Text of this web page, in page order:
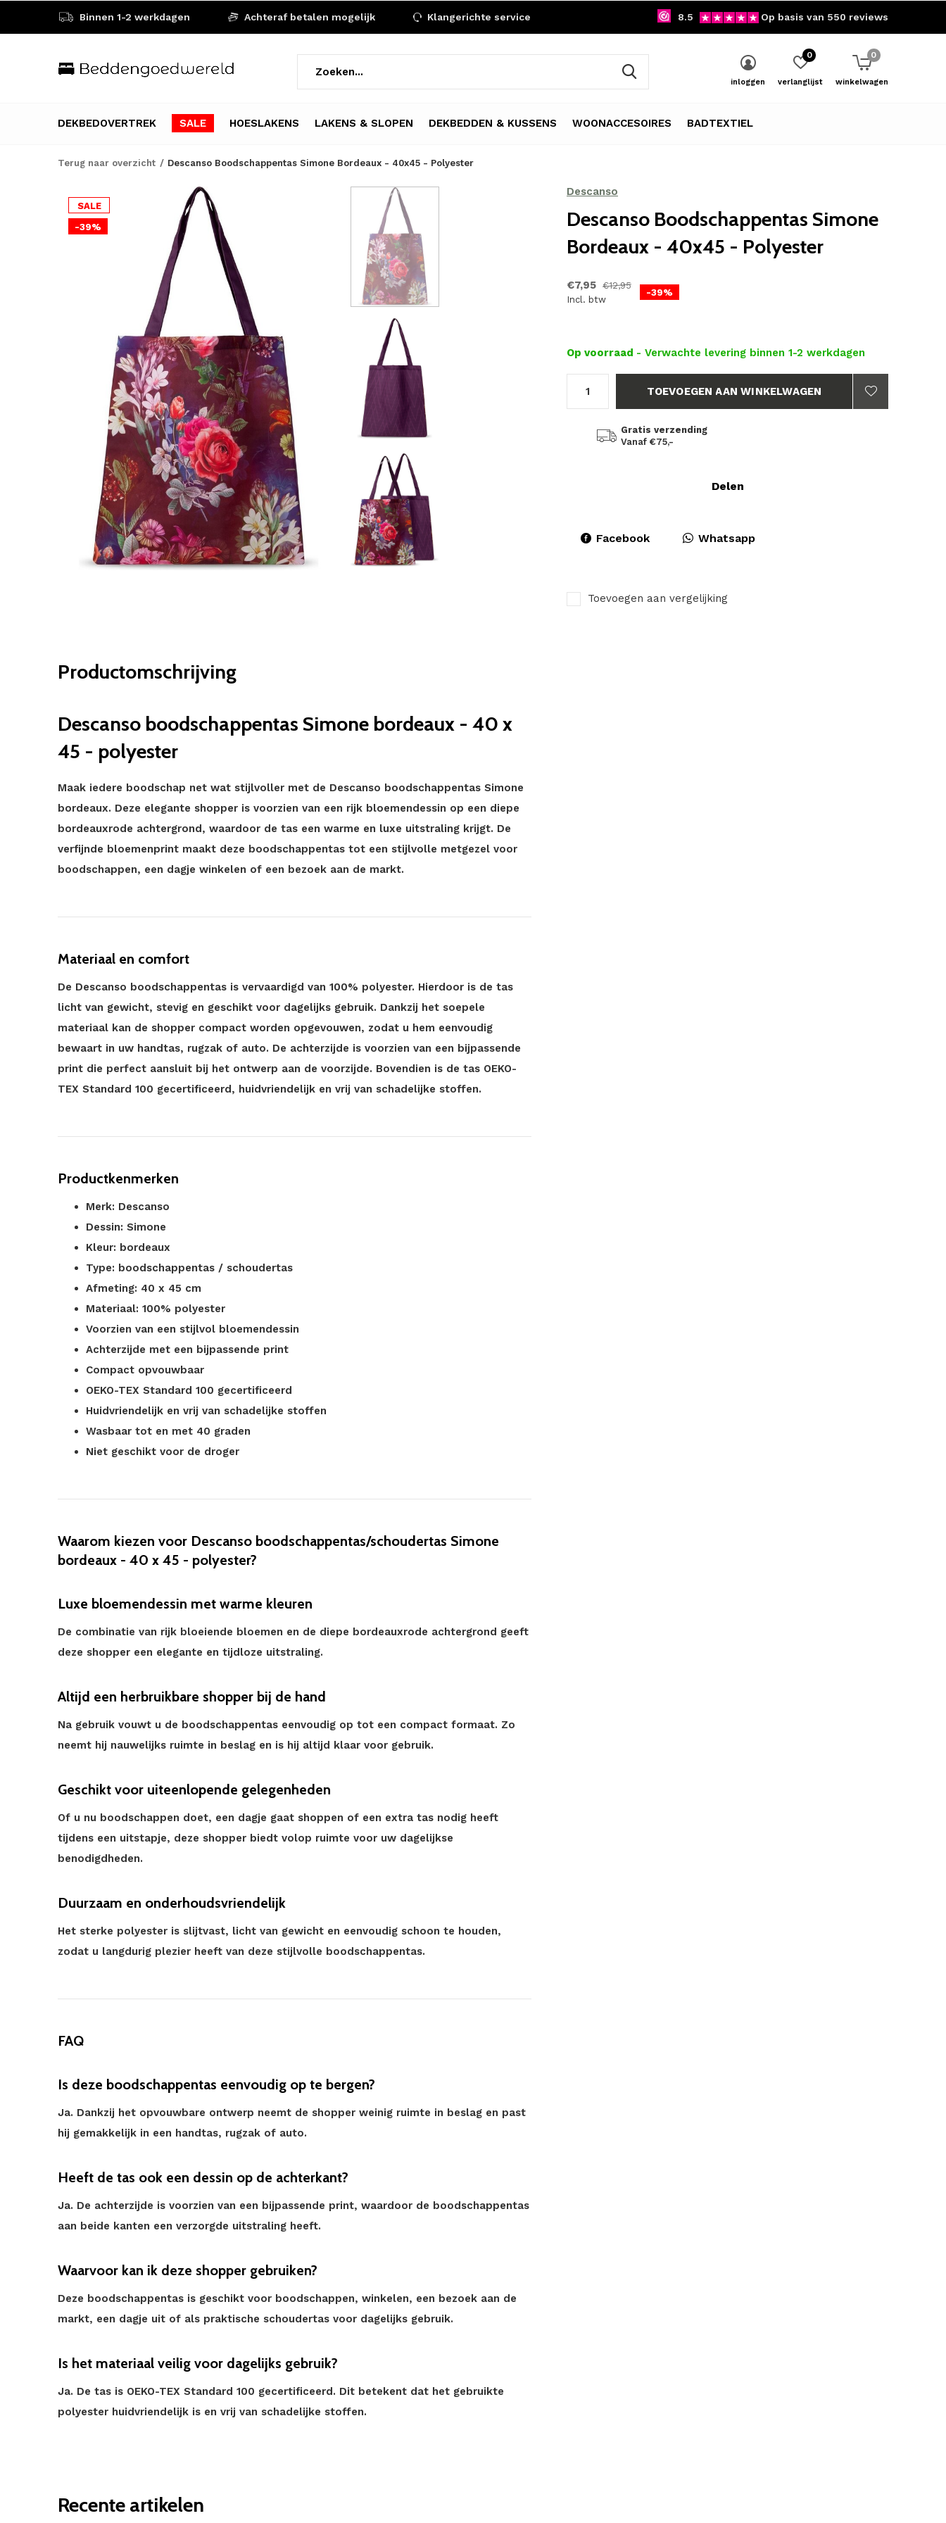
DEKBEDOVERTREK SALE HOESLAKENS LAKENS & SLOPEN DEKBEDDEN & KUSSENS WOONACCESOIRES BADTEXTIEL
inloggen verlanglijst
0
winkelwagen
0
Binnen 1-2 werkdagen Achteraf betalen mogelijk Klangerichte service 8.5 Op basis van 550 reviews
Terug naar overzicht Descanso Boodschappentas Simone Bordeaux - 40x45 - Polyester
SALE
-39%
Descanso
Descanso Boodschappentas Simone
Bordeaux - 40x45 - Polyester
€7,95 €12,95
Incl. btw
-39%
Op voorraad - Verwachte levering binnen 1-2 werkdagen
TOEVOEGEN AAN WINKELWAGEN
Gratis verzending
Vanaf €75,-
Delen
Facebook Whatsapp
Toevoegen aan vergelijking
Productomschrijving
Descanso boodschappentas Simone bordeaux - 40 x
45 - polyester
Maak iedere boodschap net wat stijlvoller met de Descanso boodschappentas Simone
bordeaux. Deze elegante shopper is voorzien van een rijk bloemendessin op een diepe
bordeauxrode achtergrond, waardoor de tas een warme en luxe uitstraling krijgt. De
verfijnde bloemenprint maakt deze boodschappentas tot een stijlvolle metgezel voor
boodschappen, een dagje winkelen of een bezoek aan de markt.
Materiaal en comfort
De Descanso boodschappentas is vervaardigd van 100% polyester. Hierdoor is de tas
licht van gewicht, stevig en geschikt voor dagelijks gebruik. Dankzij het soepele
materiaal kan de shopper compact worden opgevouwen, zodat u hem eenvoudig
bewaart in uw handtas, rugzak of auto. De achterzijde is voorzien van een bijpassende
print die perfect aansluit bij het ontwerp aan de voorzijde. Bovendien is de tas OEKO-
TEX Standard 100 gecertificeerd, huidvriendelijk en vrij van schadelijke stoffen.
Productkenmerken
Merk: Descanso
Dessin: Simone
Kleur: bordeaux
Type: boodschappentas / schoudertas
Afmeting: 40 x 45 cm
Materiaal: 100% polyester
Voorzien van een stijlvol bloemendessin
Achterzijde met een bijpassende print
Compact opvouwbaar
OEKO-TEX Standard 100 gecertificeerd
Huidvriendelijk en vrij van schadelijke stoffen
Wasbaar tot en met 40 graden
Niet geschikt voor de droger
Waarom kiezen voor Descanso boodschappentas/schoudertas Simone
bordeaux - 40 x 45 - polyester?
Luxe bloemendessin met warme kleuren
De combinatie van rijk bloeiende bloemen en de diepe bordeauxrode achtergrond geeft
deze shopper een elegante en tijdloze uitstraling.
Altijd een herbruikbare shopper bij de hand
Na gebruik vouwt u de boodschappentas eenvoudig op tot een compact formaat. Zo
neemt hij nauwelijks ruimte in beslag en is hij altijd klaar voor gebruik.
Geschikt voor uiteenlopende gelegenheden
Of u nu boodschappen doet, een dagje gaat shoppen of een extra tas nodig heeft
tijdens een uitstapje, deze shopper biedt volop ruimte voor uw dagelijkse
benodigdheden.
Duurzaam en onderhoudsvriendelijk
Het sterke polyester is slijtvast, licht van gewicht en eenvoudig schoon te houden,
zodat u langdurig plezier heeft van deze stijlvolle boodschappentas.
FAQ
Is deze boodschappentas eenvoudig op te bergen?
Ja. Dankzij het opvouwbare ontwerp neemt de shopper weinig ruimte in beslag en past
hij gemakkelijk in een handtas, rugzak of auto.
Heeft de tas ook een dessin op de achterkant?
Ja. De achterzijde is voorzien van een bijpassende print, waardoor de boodschappentas
aan beide kanten een verzorgde uitstraling heeft.
Waarvoor kan ik deze shopper gebruiken?
Deze boodschappentas is geschikt voor boodschappen, winkelen, een bezoek aan de
markt, een dagje uit of als praktische schoudertas voor dagelijks gebruik.
Is het materiaal veilig voor dagelijks gebruik?
Ja. De tas is OEKO-TEX Standard 100 gecertificeerd. Dit betekent dat het gebruikte
polyester huidvriendelijk is en vrij van schadelijke stoffen.
Recente artikelen